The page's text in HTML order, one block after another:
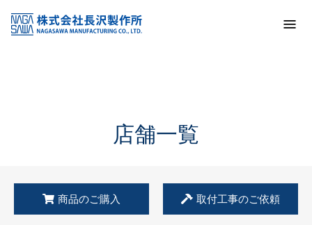
KSS加盟店・取扱店情報
店舗一覧
店舗一覧
商品のご購入 取付工事のご依頼